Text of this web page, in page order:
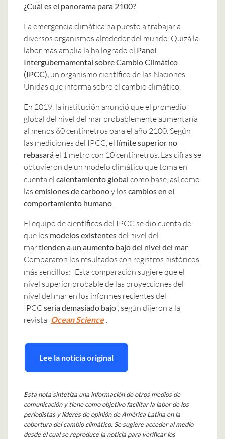
¿Cuál es el panorama para 2100?
La emergencia climática ha puesto a trabajar a
diversos organismos alrededor del mundo. Quizá la
labor más amplia la ha logrado el Panel
Intergubernamental sobre Cambio Climático
(IPCC), un organismo científico de las Naciones
Unidas que informa sobre el cambio climático.
En 2019, la institución anunció que el promedio
global del nivel del mar probablemente aumentaría
al menos 60 centímetros para el año 2100. Según
las mediciones del IPCC, el límite superior no
rebasaráel 1 metro con 10 centímetros. Las cifras se
obtuvieron de un modelo climático que toma en
cuenta el calentamiento global como base, así como
las emisiones de carbonoy los cambios en el
comportamiento humano
El equipo de científicos del IPCC se dio cuenta de
que los modelos existentesdel nivel del
martienden a un aumento bajo del nivel del mar
Compararon los resultados con registros históricos
más sencillos: “Esta comparación sugiere que el
nivel superior probable de las proyecciones del
nivel del mar en los informes recientes del
IPCC sería demasiado bajo“, según dijeron a la
revista Ocean Science
Lee la noticia original
Esta nota sintetiza una información de otros medios de
comunicación y tiene como objetivo facilitar la labor de los
periodistas y líderes de opinión de América Latina en la
cobertura del cambio climático. Se sugiere acceder al medio
desde el cual se reproduce la noticia para verificar los